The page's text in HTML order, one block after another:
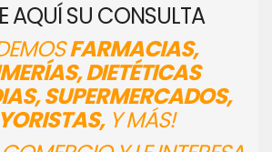
AQUÍ SU CONSULTA
FARMACIAS,
DIETÉTICAS
SUPERMERCADOS,
Y MÁS!